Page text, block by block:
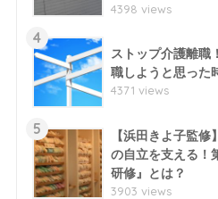
4398 views
4
ストップ介護離職
職しようと思った
4371 views
5
【浜田きよ子監
の自立を支える！
研修』とは？
3903 views